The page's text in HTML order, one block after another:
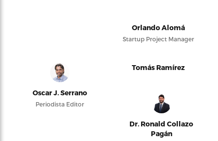
Orlando Alomá
Startup Project Manager
Oscar J. Serrano
Periodista Editor
Tomás Ramírez
Dr. Ronald Collazo
Pagán